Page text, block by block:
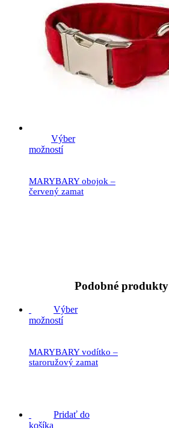
Výber
možností
MARYBARY obojok –
červený zamat
Podobné produkty
Výber
možností
MARYBARY vodítko –
staroružový zamat
Pridať do
košíka